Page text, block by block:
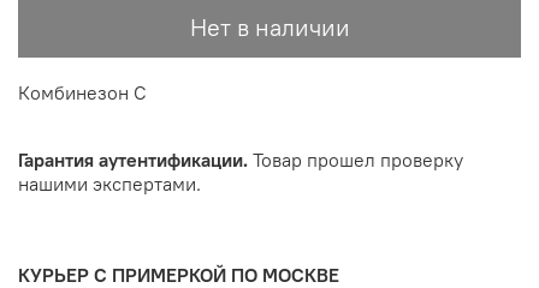
Нет в наличии
Комбинезон С
Гарантия аутентификации. Товар прошел проверку
нашими экспертами.
КУРЬЕР С ПРИМЕРКОЙ ПО МОСКВЕ